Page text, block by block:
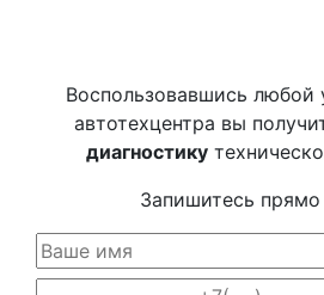
Воспользовавшись любой
автотехцентра вы
диагностику
Запишитесь прямо